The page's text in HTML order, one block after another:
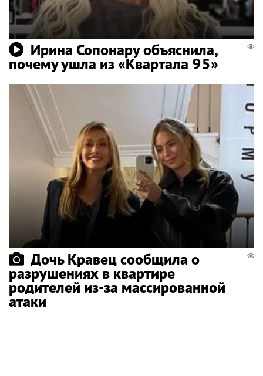
Ирина Сопонару объяснила,
почему ушла из «Квартала 95»
Дочь Кравец сообщила о
разрушениях в квартире
родителей из-за массированной
атаки